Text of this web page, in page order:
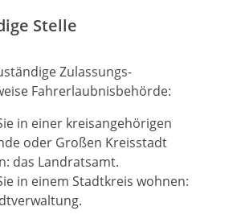
Stelle
Zulassungs-
Fahrerlaubnisbehörde:
in einer kreisangehörigen
oder Großen Kreisstadt
das Landratsamt.
in einem Stadtkreis wohnen: